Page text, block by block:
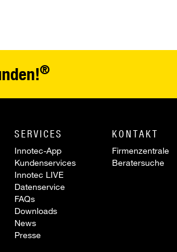
®
SERVICES
Innotec-App
Kundenservices
Innotec LIVE
Datenservice
FAQs
Downloads
News
Presse
KONTAKT
Firmenzentrale
Beratersuche